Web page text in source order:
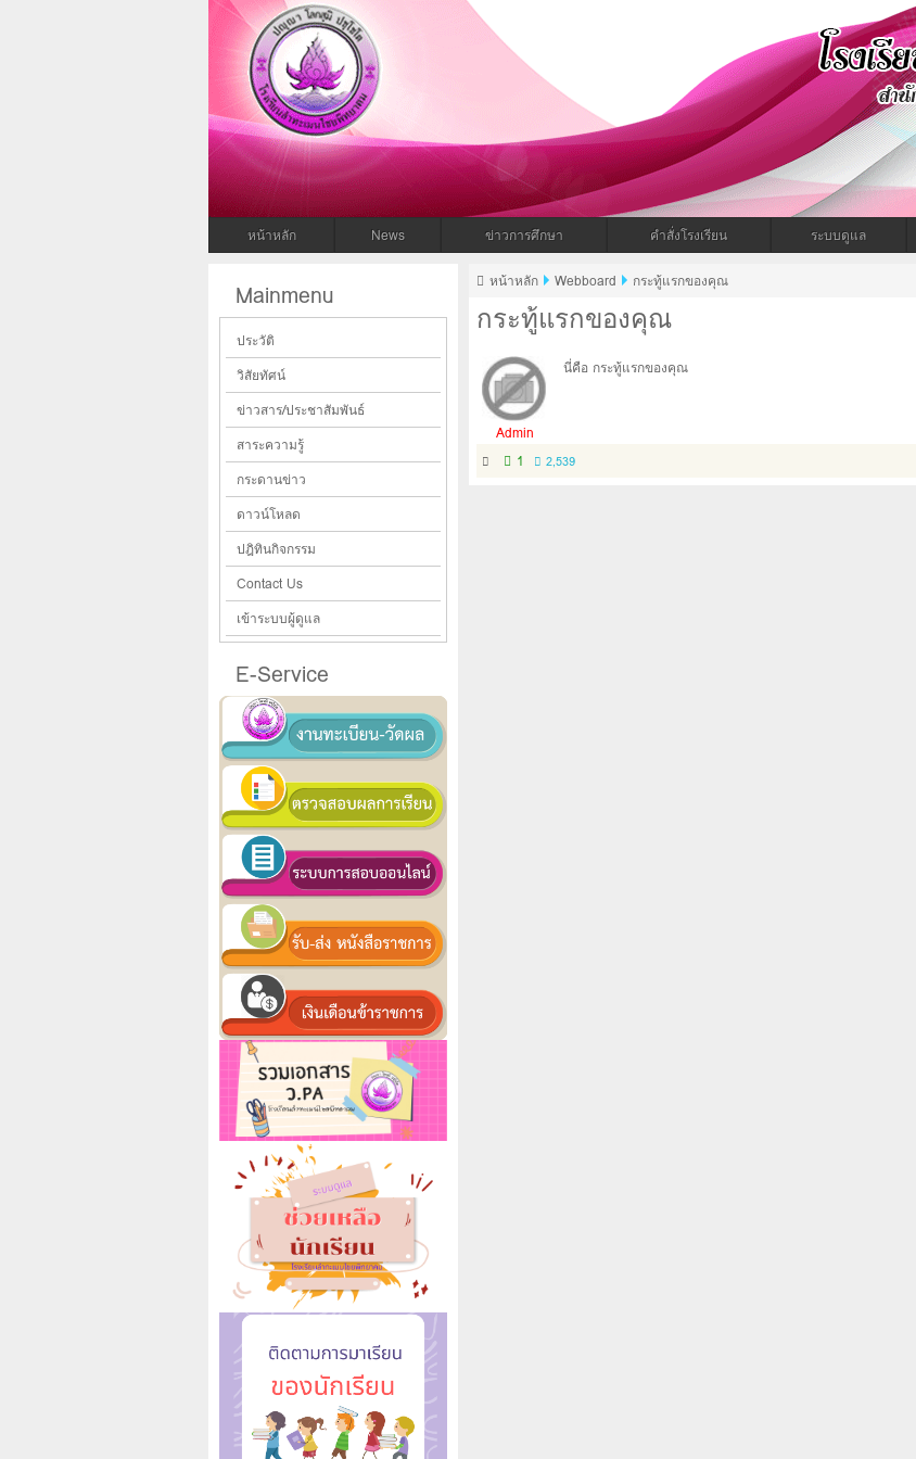
โรงเรียนลำทะเมนไชยพิทยาคม
โรงเรียนลำทะเมนไชยพิทยาคม สพม.31
หน้าหลัก News ข่าวการศึกษา คำสั่งโรงเรียน ระบบดูแล
กระทู้แรกของคุณ
หน้าหลัก Webboard กระทู้แรกของคุณ
Admin
นี่คือ กระทู้แรกของคุณ
1 2,539
Mainmenu
ประวัติ
วิสัยทัศน์
ข่าวสาร/ประชาสัมพันธ์
สาระความรู้
กระดานข่าว
ดาวน์โหลด
ปฎิทินกิจกรรม
Contact Us
เข้าระบบผู้ดูแล
E-Service